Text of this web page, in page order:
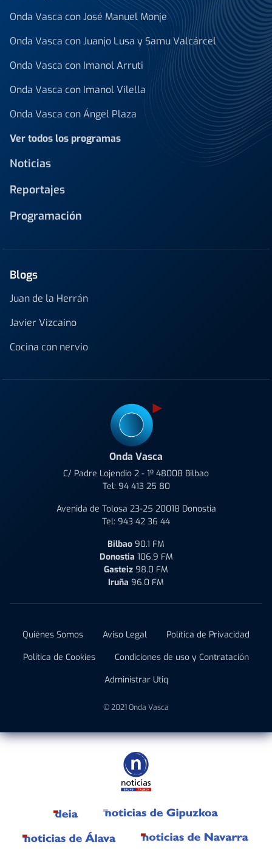
Onda Vasca con José Manuel Monje
Onda Vasca con Juanjo Lusa y Samu Valcárcel
Onda Vasca con Imanol Arruti
Onda Vasca con Imanol Vilella
Onda Vasca con Ángel Plaza
Ver todos los programas
Noticias
Reportajes
Programación
Blogs
Juan de la Herrán
Javier Vizcaino
Cocina con nervio
Onda Vasca
C/ Padre Lojendio 2 - 1º 48008 Bilbao
Tel: 94 413 25 80
Avenida de Tolosa 23-25 20018 Donostia
Tel: 943 42 36 44
Bilbao 90.1 FM
Donostia 106.9 FM
Gasteiz 98.0 FM
Iruña 96.0 FM
Quiénes Somos Aviso Legal
Política de Privacidad
Política de Cookies
Condiciones de uso y Contratación
Administrar Utiq
© 2021 Onda Vasca